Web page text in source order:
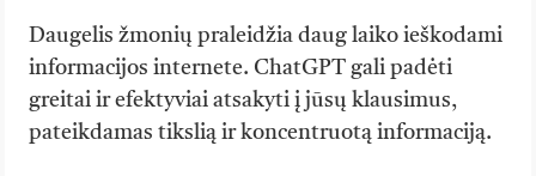
Daugelis žmonių praleidžia daug laiko ieškodami
informacijos internete. ChatGPT gali padėti
greitai ir efektyviai atsakyti į jūsų klausimus,
pateikdamas tikslią ir koncentruotą informaciją.